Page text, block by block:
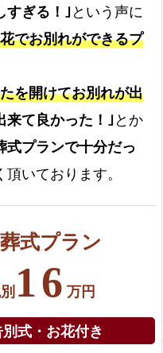
すぎる！｣という声に
でお別れができるプ
を開けてお別れが出
来て良かった！｣とか
式プランで十分だっ
いております。
式プラン
16万円
式・お花付き